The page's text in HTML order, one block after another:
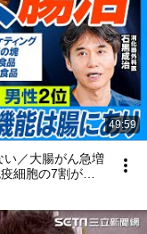
49:59
い／大腸がん急増
細胞の7割が腸
る食品／予防に